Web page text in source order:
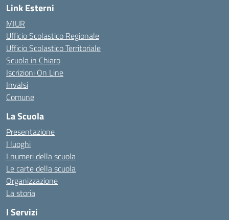
Link Esterni
MIUR
Ufficio Scolastico Regionale
Ufficio Scolastico Territoriale
Scuola in Chiaro
Iscrizioni On Line
Invalsi
Comune
La Scuola
Presentazione
I luoghi
I numeri della scuola
Le carte della scuola
Organizzazione
La storia
I Servizi